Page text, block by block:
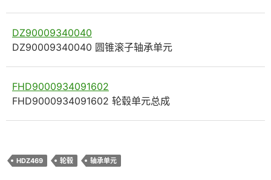
DZ90009340040
DZ90009340040 圆锥滚子轴承单元
FHD9000934091602
FHD9000934091602 轮毂单元总成
HDZ469 轮毂 轴承单元